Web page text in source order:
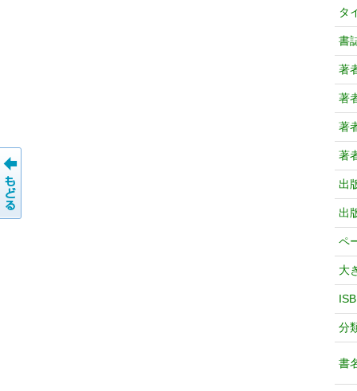
タ
書
著
著
著
著
出
出
ペ
大
分
書